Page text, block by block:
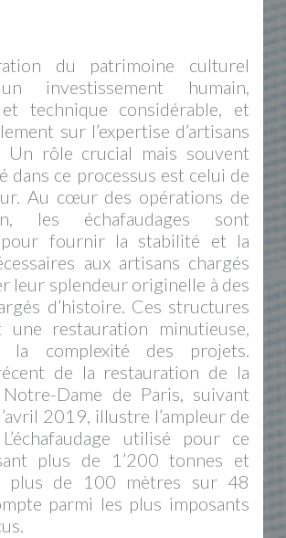
du patrimoine culturel
investissement humain,
technique considérable, et
sur l’expertise d’artisans
Un rôle crucial mais souvent
dans ce processus est celui de
Au cœur des opérations de
les échafaudages sont
pour fournir la stabilité et la
aux artisans chargés
leur splendeur originelle à des
d’histoire. Ces structures
une restauration minutieuse,
la complexité des projets.
récent de la restauration de la
Dame de Paris, suivant
2019, illustre l’ampleur de
utilisé pour ce
plus de 1’200 tonnes et
plus de 100 mètres sur 48
parmi les plus imposants